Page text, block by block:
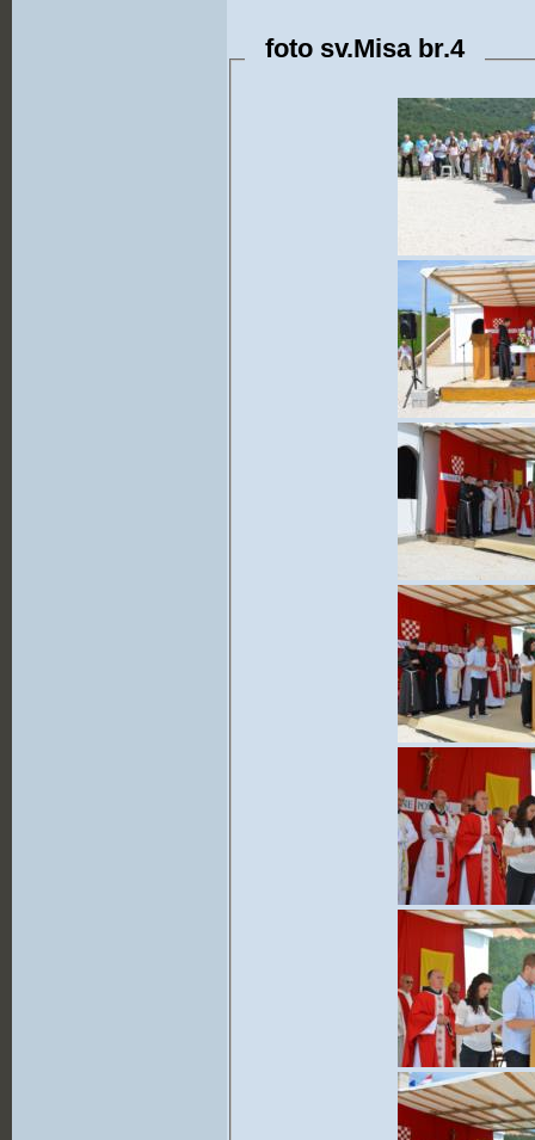
foto sv.Misa br.4